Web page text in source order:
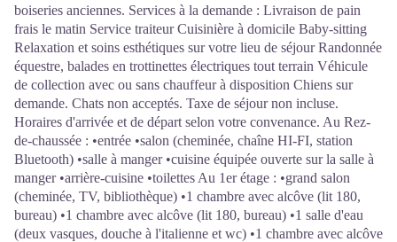
boiseries anciennes. Services à la demande : Livraison de pain
frais le matin Service traiteur Cuisinière à domicile Baby-sitting
Relaxation et soins esthétiques sur votre lieu de séjour Randonnée
équestre, balades en trottinettes électriques tout terrain Véhicule
de collection avec ou sans chauffeur à disposition Chiens sur
demande. Chats non acceptés. Taxe de séjour non incluse.
Horaires d'arrivée et de départ selon votre convenance. Au Rez-
de-chaussée : •entrée •salon (cheminée, chaîne HI-FI, station
Bluetooth) •salle à manger •cuisine équipée ouverte sur la salle à
manger •arrière-cuisine •toilettes Au 1er étage : •grand salon
(cheminée, TV, bibliothèque) •1 chambre avec alcôve (lit 180,
bureau) •1 chambre avec alcôve (lit 180, bureau) •1 salle d'eau
(deux vasques, douche à l'italienne et wc) •1 chambre avec alcôve